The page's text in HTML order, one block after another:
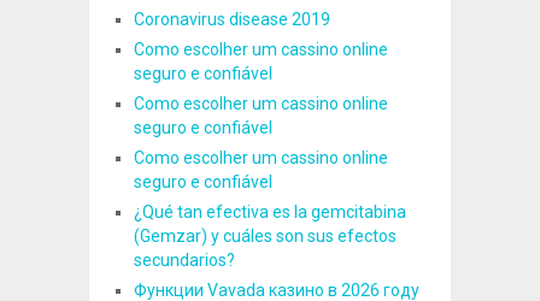
Coronavirus disease 2019
Como escolher um cassino online
seguro e confiável
Como escolher um cassino online
seguro e confiável
Como escolher um cassino online
seguro e confiável
¿Qué tan efectiva es la gemcitabina
(Gemzar) y cuáles son sus efectos
secundarios?
Функции Vavada казино в 2026 году